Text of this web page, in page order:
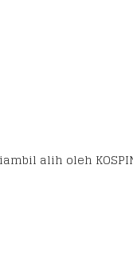
alih oleh